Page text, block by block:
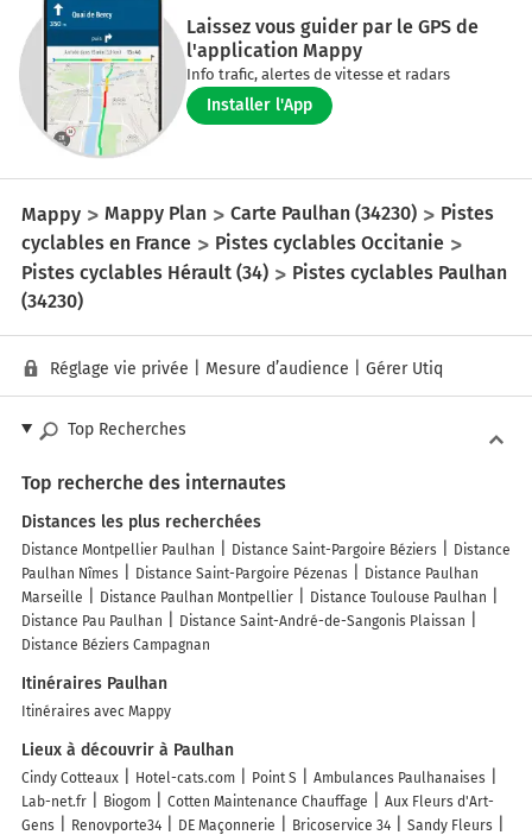
Laissez vous guider par le GPS de
l'application Mappy
Info trafic, alertes de vitesse et radars
Installer l'App
Mappy Mappy Plan Carte Paulhan (34230)
Pistes
cyclables en France
Pistes cyclables Occitanie
Pistes cyclables Hérault (34)
Pistes cyclables Paulhan
(34230)
Réglage vie privée Mesure d’audience Gérer Utiq
Top Recherches
Top recherche des internautes
Distances les plus recherchées
Distance Montpellier Paulhan Distance Saint-Pargoire Béziers
Distance
Paulhan Nîmes
Distance Saint-Pargoire Pézenas
Distance Paulhan
Marseille
Distance Paulhan Montpellier
Distance Toulouse Paulhan
Distance Pau Paulhan
Distance Saint-André-de-Sangonis Plaissan
Distance Béziers Campagnan
Itinéraires Paulhan
Itinéraires avec Mappy
Lieux à découvrir à Paulhan
Cindy Cotteaux Hotel-cats.com Point S
Ambulances Paulhanaises
Lab-net.fr
Biogom Cotten Maintenance Chauffage
Aux Fleurs d'Art-
Gens
Renovporte34 DE Maçonnerie Bricoservice 34
Sandy Fleurs